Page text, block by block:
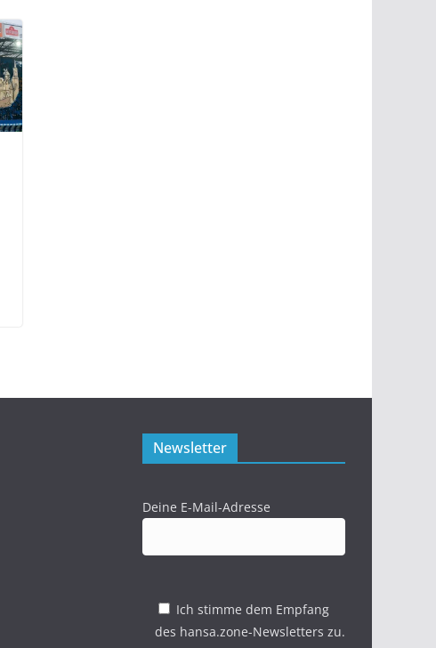
Newsletter
Deine E-Mail-Adresse
Ich stimme dem Empfang
des hansa.zone-Newsletters zu.